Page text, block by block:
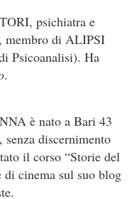
psichiatra e
membro di ALIPSI
Psicoanalisi). Ha
.
è nato a Bari 43
discernimento
il corso “Storie del
cinema sul suo blog